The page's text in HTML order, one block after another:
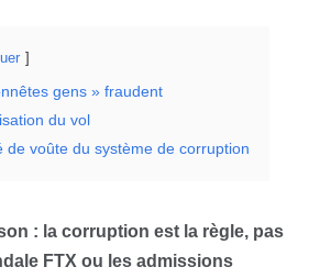
gens » fraudent
du vol
de voûte du système de corruption
: la corruption est la règle, pas
FTX ou les admissions